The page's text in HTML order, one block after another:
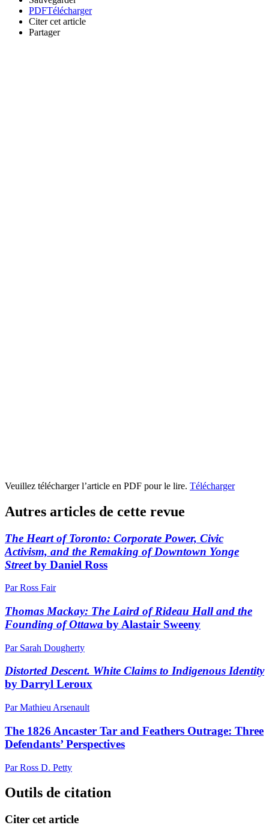
PDFTélécharger
Citer cet article
Partager
Veuillez télécharger l’article en PDF pour le lire. Télécharger
Autres articles de cette revue
The Heart of Toronto: Corporate Power, Civic
Activism, and the Remaking of Downtown Yonge
Streetby Daniel Ross
Par Ross Fair
Thomas Mackay: The Laird of Rideau Hall and the
Founding of Ottawa by Alastair Sweeny
Par Sarah Dougherty
Distorted Descent. White Claims to Indigenous Identity
by Darryl Leroux
Par Mathieu Arsenault
The 1826 Ancaster Tar and Feathers Outrage: Three
Defendants’ Perspectives
Par Ross D. Petty
Outils de citation
Citer cet article